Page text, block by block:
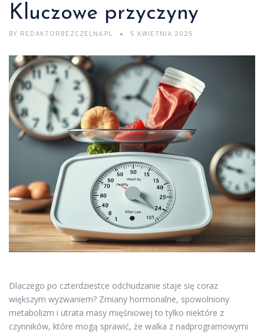
Kluczowe przyczyny
BY REDAKTORBEZCZELNA.PL 5 KWIETNIA 2025
Dlaczego po czterdziestce odchudzanie staje się coraz
większym wyzwaniem? Zmiany hormonalne, spowolniony
metabolizm i utrata masy mięśniowej to tylko niektóre z
czynników, które mogą sprawić, że walka z nadprogramowymi